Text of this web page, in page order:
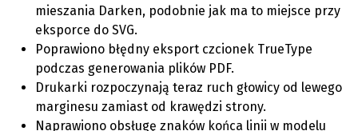
mieszania Darken, podobnie jak ma to miejsce przy
eksporce do SVG.
Poprawiono błędny eksport czcionek TrueType
podczas generowania plików PDF.
Drukarki rozpoczynają teraz ruch głowicy od lewego
marginesu zamiast od krawędzi strony.
Naprawiono obsługę znaków końca linii w modelu